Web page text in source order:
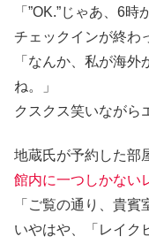
「”OK.”じゃあ、6時
チェックインが終わ
「なんか、私が海
ね。」
クスクス笑いながら
地蔵氏が予約した部
館内に一つしかない
「ご覧の通り、貴賓
いやはや、「レイク